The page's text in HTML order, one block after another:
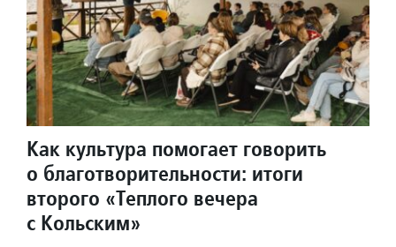
Как культура помогает говорить
о благотворительности: итоги
второго «Теплого вечера
с Кольским»